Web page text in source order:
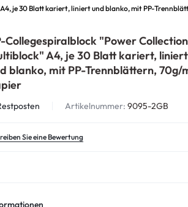
je 30 Blatt kariert, liniert und blanko, mit PP-
Collegespiralblock "Power Collection
A4, je 30 Blatt kariert, liniert
blanko, mit PP-Trennblättern, 70g/
Artikelnummer: 9095-2GB
Sie eine Bewertung